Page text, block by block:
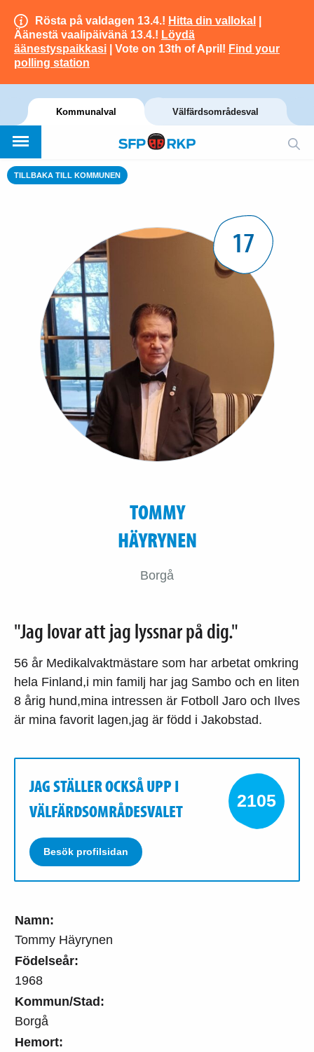
Rösta på valdagen 13.4.! Hitta din vallokal
Äänestä vaalipäivänä 13.4.! Löydä
äänestyspaikkasi | Vote on 13th of April! Find your
polling station
Kommunalval Välfärdsområdesval
TILLBAKA TILL KOMMUNEN
Namn:
Tommy Häyrynen
Födelseår:
1968
Kommun/Stad:
Borgå
Hemort:
17
TOMMY
HÄYRYNEN
Borgå
"Jag lovar att jag lyssnar på dig."
56 år Medikalvaktmästare som har arbetat omkring
hela Finland,i min familj har jag Sambo och en liten
8 årig hund,mina intressen är Fotboll Jaro och Ilves
är mina favorit lagen,jag är född i Jakobstad.
JAG STÄLLER OCKSÅ UPP I
VÄLFÄRDSOMRÅDESVALET
Besök profilsidan
2105